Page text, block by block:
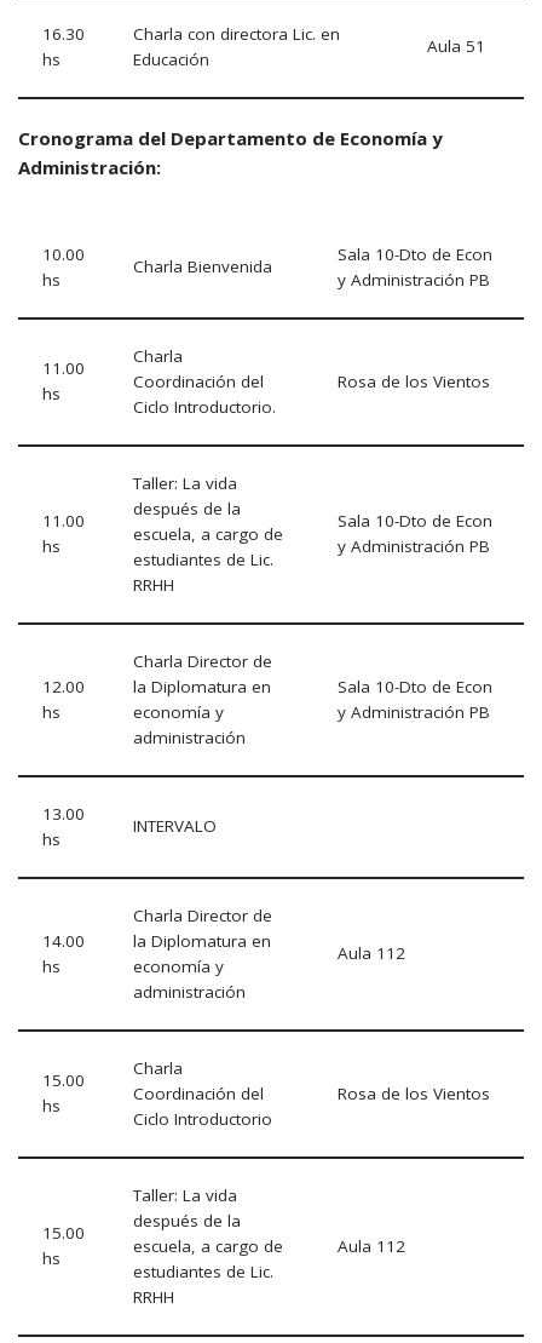
16.30
hs
Charla con directora Lic. en
Educación
Aula 51
Cronograma del Departamento de Economía y
Administración:
10.00
hs
Charla Bienvenida
Sala 10-Dto de Econ
y Administración PB
11.00
hs
Charla
Coordinación del
Ciclo Introductorio.
Rosa de los Vientos
11.00
hs
Taller: La vida
después de la
escuela, a cargo de
estudiantes de Lic.
RRHH
Sala 10-Dto de Econ
y Administración PB
12.00
hs
Charla Director de
la Diplomatura en
economía y
administración
Sala 10-Dto de Econ
y Administración PB
13.00
hs
INTERVALO
14.00
hs
Charla Director de
la Diplomatura en
economía y
administración
Aula 112
15.00
hs
Charla
Coordinación del
Ciclo Introductorio
Rosa de los Vientos
15.00
hs
Taller: La vida
después de la
escuela, a cargo de
estudiantes de Lic.
RRHH
Aula 112